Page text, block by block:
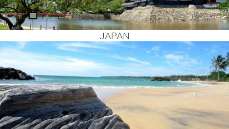
JAPAN